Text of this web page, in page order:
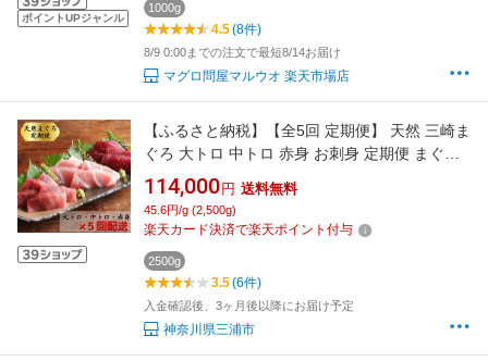
ポイントUPジャンル
1000g
4.5(8件)
8/9 0:00までの注文で最短8/14お届け
マグロ問屋マルウオ 楽天市場店
【ふるさと納税】【全5回 定期便】 天然 三崎ま
ぐろ 大トロ 中トロ 赤身 お刺身 定期便 まぐろ
マグロ 鮪 メバチマグロ 三崎港 海鮮 魚 定期 湊
魚問屋 神奈川 三浦市 おすすめ ランキング プレ
ゼント ギフト
114,000 円 送料無料
45.6円/g (2,500g)
楽天カード決済で楽天ポイント付与
2500g
3.5(6件)
入金確認後、3ヶ月後以降にお届け予定
神奈川県三浦市